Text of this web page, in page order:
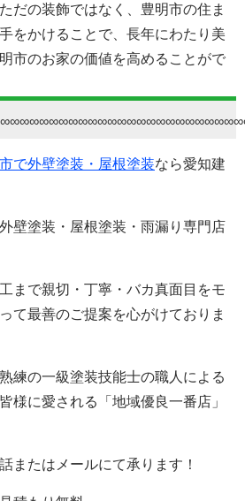
だの装飾ではなく、豊明市の住ま
をかけることで、長年にわたり美
市のお家の価値を高めることがで
で外壁塗装・屋根塗装なら愛知建
壁塗装・屋根塗装・雨漏り専門店
まで親切・丁寧・バカ真面目をモ
て最善のご提案を心がけておりま
練の一級塗装技能士の職人による
様に愛される「地域優良一番店」
またはメールにて承ります！